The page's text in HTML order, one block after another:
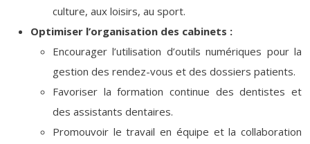
culture, aux loisirs, au sport.
Optimiser l’organisation des cabinets :
Encourager l’utilisation d’outils numériques pour la
gestion des rendez-vous et des dossiers patients.
Favoriser la formation continue des dentistes et
des assistants dentaires.
Promouvoir le travail en équipe et la collaboration